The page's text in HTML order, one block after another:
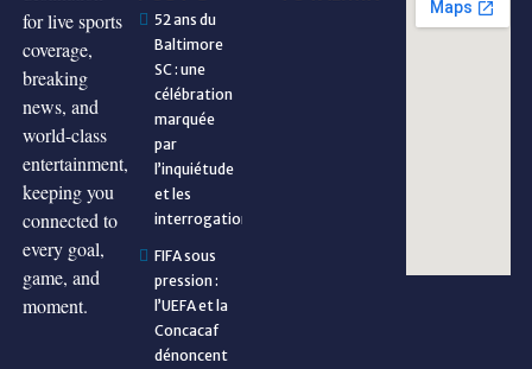
for live sports
coverage,
breaking
news, and
world-class
entertainment,
keeping you
connected to
every goal,
game, and
moment.
52 ans du
Baltimore
SC : une
célébration
marquée
par
l’inquiétude
et les
interrogations
FIFA sous
pression :
l’UEFA et la
Concacaf
dénoncent